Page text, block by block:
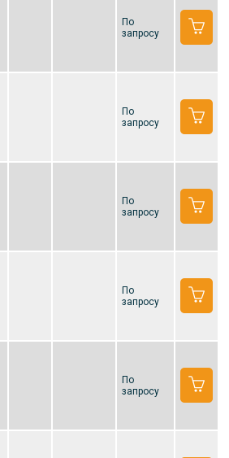
По
запросу
По
запросу
По
запросу
По
запросу
По
запросу